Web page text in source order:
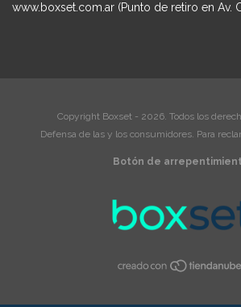
www.boxset.com.ar (Punto de retiro en Av.
Copyright Boxset - 2026. Todos los
Defensa de las y los consumidores. Para
Botón de